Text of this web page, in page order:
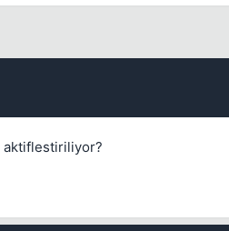
aktiflestiriliyor?